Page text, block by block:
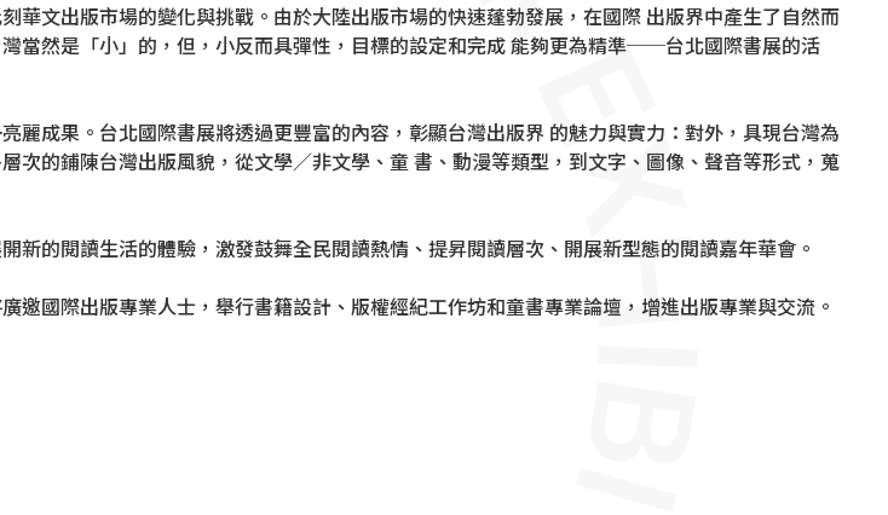
文出版市場的變化與挑戰。由於大陸出版市場的快速蓬勃發展，在國際 出版界中產生了自然而
當然是「小」的，但，小反而具彈性，目標的設定和完成 能夠更為精準──台北國際書展的活
成果。台北國際書展將透過更豐富的內容，彰顯台灣出版界 的魅力與實力：對外，具現台灣為
的鋪陳台灣出版風貌，從文學／非文學、童 書、動漫等類型，到文字、圖像、聲音等形式，蒐
的閱讀生活的體驗，激發鼓舞全民閱讀熱情、提昇閱讀層次、開展新型態的閱讀嘉年華會。
國際出版專業人士，舉行書籍設計、版權經紀工作坊和童書專業論壇，增進出版專業與交流。